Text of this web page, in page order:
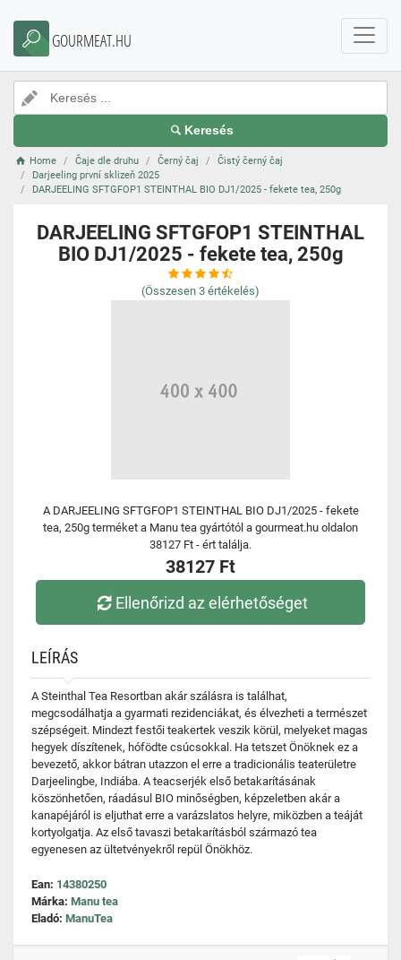
GOURMEAT.HU
Keresés
Home Čaje dle druhu Černý čaj
Čistý černý čaj
Darjeeling první sklizeň 2025
DARJEELING SFTGFOP1 STEINTHAL BIO DJ1/2025 - fekete tea, 250g
DARJEELING SFTGFOP1 STEINTHAL
BIO DJ1/2025 - fekete tea, 250g
(Összesen 3 értékelés)
A DARJEELING SFTGFOP1 STEINTHAL BIO DJ1/2025 - fekete
tea, 250g terméket a Manu tea gyártótól a gourmeat.hu oldalon
38127 Ft - ért találja.
38127 Ft
Ellenőrizd az elérhetőséget
LEÍRÁS
A Steinthal Tea Resortban akár szálásra is találhat,
megcsodálhatja a gyarmati rezidenciákat, és élvezheti a természet
szépségeit. Mindezt festői teakertek veszik körül, melyeket magas
hegyek díszítenek, hófödte csúcsokkal. Ha tetszet Önöknek ez a
bevezető, akkor bátran utazzon el erre a tradicionális teaterületre
Darjeelingbe, Indiába. A teacserjék első betakarításának
köszönhetően, ráadásul BIO minőségben, képzeletben akár a
kanapéjáról is eljuthat erre a varázslatos helyre, miközben a teáját
kortyolgatja. Az első tavaszi betakarításból származó tea
egyenesen az ültetvényekről repül Önökhöz.
Ean: 14380250
Márka: Manu tea
Eladó: ManuTea